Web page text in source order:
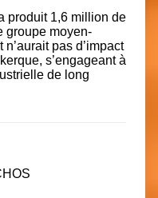
produit 1,6 million de
groupe moyen-
pas d’impact
s’engageant à
de long